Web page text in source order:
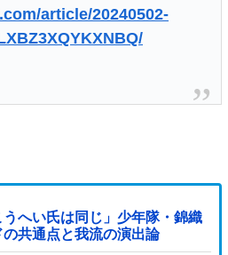
article/20240502-
うへい氏は同じ」少年隊・錦織
共通点と我流の演出論